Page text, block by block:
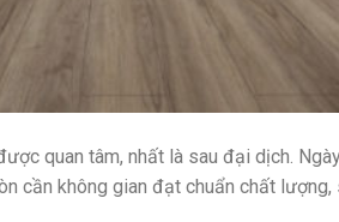
quan tâm, nhất là sau đại dịch.
cần không gian đạt chuẩn chất lượng,